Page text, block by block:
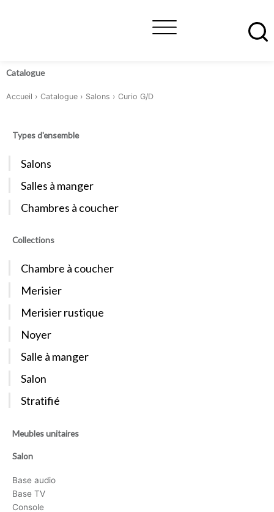
Catalogue
Accueil › Catalogue › Salons › Curio G/D
Types d'ensemble
Salons
Salles à manger
Chambres à coucher
Collections
Chambre à coucher
Merisier
Merisier rustique
Noyer
Salle à manger
Salon
Stratifié
Meubles unitaires
Salon
Base audio
Base TV
Console